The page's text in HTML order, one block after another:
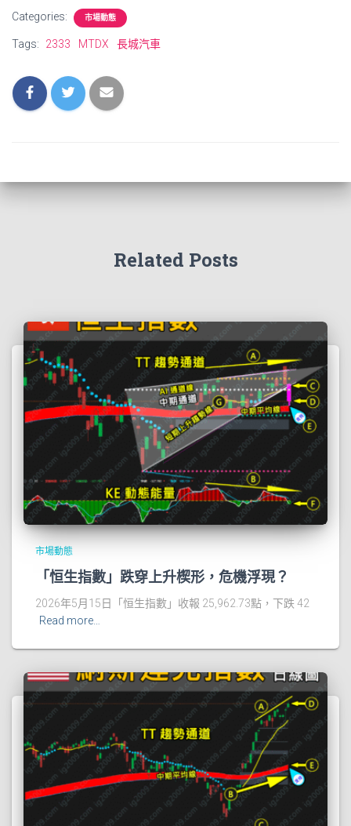
Categories: 市場動態
Tags: 2333 MTDX 長城汽車
Related Posts
市場動態
「恒生指數」跌穿上升楔形，危機浮現？
2026年5月15日「恒生指數」收報 25,962.73點，下跌 42
Read more…